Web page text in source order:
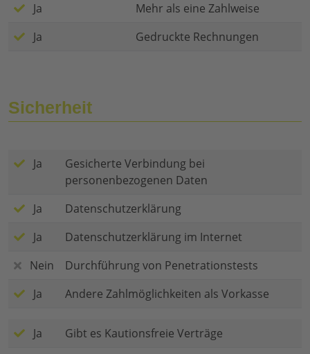
Ja
Mehr als eine Zahlweise
Ja
Gedruckte Rechnungen
Sicherheit
Ja
Gesicherte Verbindung bei
personenbezogenen Daten
Ja
Datenschutzerklärung
Ja
Datenschutzerklärung im Internet
Nein
Durchführung von Penetrationstests
Ja
Andere Zahlmöglichkeiten als Vorkasse
Ja
Gibt es Kautionsfreie Verträge